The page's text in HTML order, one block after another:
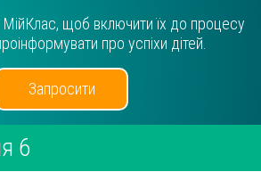
МійКлас, щоб включити їх до процесу
про успіхи дітей.
Запросити
6